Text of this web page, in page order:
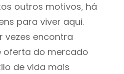
outros motivos, há
para viver aqui.
vezes encontra
oferta do mercado
de vida mais